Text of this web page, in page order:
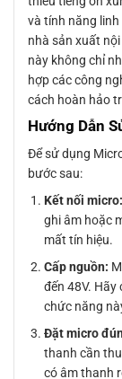
và tính năng
nhà sản xuất
này không chỉ
hợp các công
cách hoàn hảo
Hướng Dẫn
Để sử dụng
bước sau:
Kết nối micro:
ghi âm hoặc
mất tín hiệu.
Cấp nguồn:
đến 48V.
chức năng
Đặt micro
thanh cần
có âm thanh